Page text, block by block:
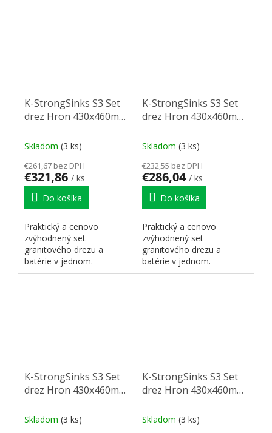
K-StrongSinks S3 Set
drez Hron 430x460mm
Batéria Ipoly čierna
Skladom (3 ks)
€261,67 bez DPH
€321,86 / ks
Do košíka
Praktický a cenovo
zvýhodnený set
granitového drezu a
batérie v jednom.
K-StrongSinks S3 Set
drez Hron 430x460mm
Batéria Stréva chróm
Skladom (3 ks)
€232,55 bez DPH
€286,04 / ks
Do košíka
Praktický a cenovo
zvýhodnený set
granitového drezu a
batérie v jednom.
K-StrongSinks S3 Set
drez Hron 430x460mm
Batéria Garonne
Skladom (3 ks)
K-StrongSinks S3 Set
drez Hron 430x460mm
Batéria Rhona chróm
Skladom (3 ks)